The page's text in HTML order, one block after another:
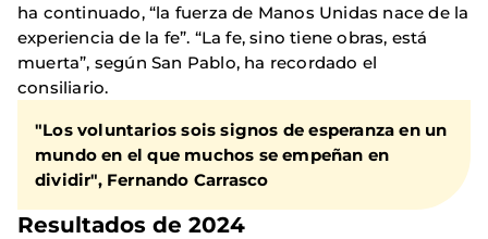
ha continuado, “la fuerza de Manos Unidas nace de la
experiencia de la fe”. “La fe, sino tiene obras, está
muerta”, según San Pablo, ha recordado el
consiliario.
"Los voluntarios sois signos de esperanza en un
mundo en el que muchos se empeñan en
dividir", Fernando Carrasco
Resultados de 2024